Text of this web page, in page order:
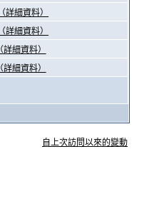
（詳細資料）
（詳細資料）
（詳細資料）
（詳細資料）
自上次訪問以來的變動